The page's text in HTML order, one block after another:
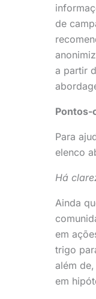
de
a partir
Pontos-
Para
elenco
Há
Ainda
em
trigo
além
em